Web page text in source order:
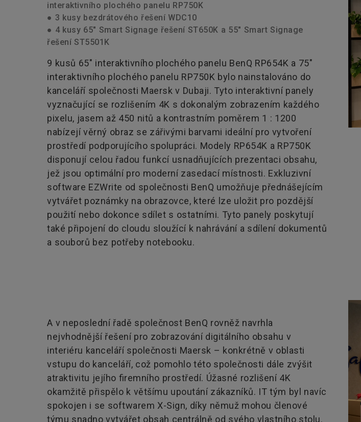
interaktivního plochého panelu RP750K
● 3 kusy bezdrátového řešení WDC10
● 4 kusy 65" Smart Signage řešení ST650K a 55" Smart Signage
řešení ST5501K
9 kusů 65" interaktivního plochého panelu BenQ RP654K a 75"
interaktivního plochého panelu RP750K bylo nainstalováno do
kanceláří společnosti Maersk v Dubaji. Tyto interaktivní panely
vyznačující se rozlišením 4K s dokonalým zobrazením každého
pixelu, jasem až 450 nitů a kontrastním poměrem 1 : 1200
nabízejí věrný obraz se zářivými barvami ideální pro vytvoření
prostředí podporujícího spolupráci. Modely RP654K a RP750K
disponují celou řadou funkcí usnadňujících prezentaci obsahu,
jež jsou optimální pro moderní zasedací místnosti. Exkluzivní
software EZWrite od společnosti BenQ umožňuje přednášejícím
vytvářet poznámky na obrazovce, které lze uložit pro pozdější
použití nebo dokonce sdílet s ostatními. Tyto panely poskytují
také připojení do cloudu sloužící k nahrávání a sdílení dokumentů
a souborů bez potřeby notebooku.
A v neposlední řadě společnost BenQ rovněž navrhla
nejvhodnější řešení pro zobrazování digitálního obsahu v
interiéru kanceláří společnosti Maersk – konkrétně v oblasti
vstupu do kanceláří, což pomohlo této společnosti dále zvýšit
atraktivitu jejího firemního prostředí. Úžasné rozlišení 4K
okamžitě přispělo k většímu upoutání zákazníků. IT tým byl navíc
spokojen i se softwarem X-Sign, díky němuž mohou členové
týmu snadno vytvářet obsah centrálně od svého vlastního stolu.